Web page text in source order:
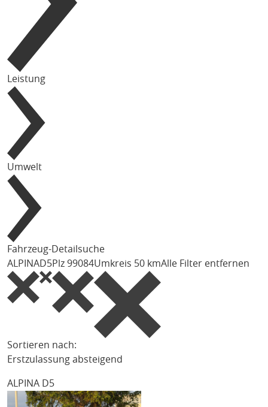
Leistung
Umwelt
Fahrzeug-Detailsuche
ALPINAD5Plz 99084Umkreis 50 kmAlle Filter entfernen
Sortieren nach:
Erstzulassung absteigend
ALPINA D5